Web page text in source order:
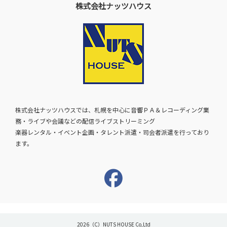
株式会社ナッツハウス
株式会社ナッツハウスでは、札幌を中心に音響ＰＡ＆レコーディング業
務・ライブや会議などの配信ライブストリーミング
楽器レンタル・イベント企画・タレント派遣・司会者派遣を行っており
ます。
2026（C）NUTS HOUSE Co,Ltd